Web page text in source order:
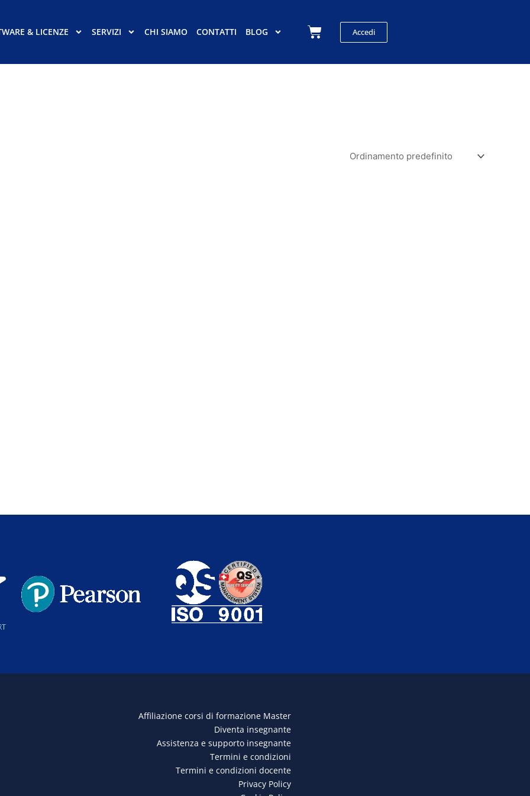
& LICENZE SERVIZI CHI SIAMO CONTATTI BLOG CarrelloAccedi
Affiliazione corsi di formazione Master
Diventa insegnante
Assistenza e supporto insegnante
Termini e condizioni
Termini e condizioni docente
Privacy Policy